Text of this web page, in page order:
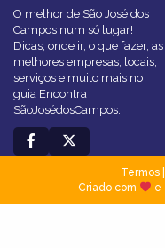
O melhor de São José dos
Campos num só lugar!
Dicas, onde ir, o que fazer, as
melhores empresas, locais,
serviços e muito mais no
guia Encontra
SãoJosédosCampos.
Termos|
Criado com
e